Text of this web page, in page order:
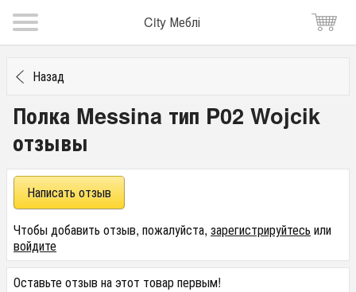
City Меблі
Назад
Полка Messina тип P02 Wojcik
отзывы
Написать отзыв
Чтобы добавить отзыв, пожалуйста, зарегистрируйтесь или
войдите
Оставьте отзыв на этот товар первым!